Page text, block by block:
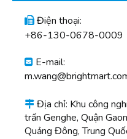
 Điện thoại:
+86-130-0678-0009
 E-mail:
 Địa chỉ: Khu công
trấn Genghe, Quận
Quảng Đông, Trung